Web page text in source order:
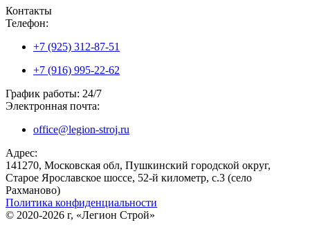
Контакты
Телефон:
+7 (925) 312-87-51
+7 (916) 995-22-62
График работы: 24/7
Электронная почта:
office@legion-stroj.ru
Адрес:
141270, Московская обл, Пушкинский городской округ,
Старое Ярославское шоссе, 52-й километр, с.3 (село
Рахманово)
Политика конфиденциальности
© 2020-2026 г, «Легион Строй»